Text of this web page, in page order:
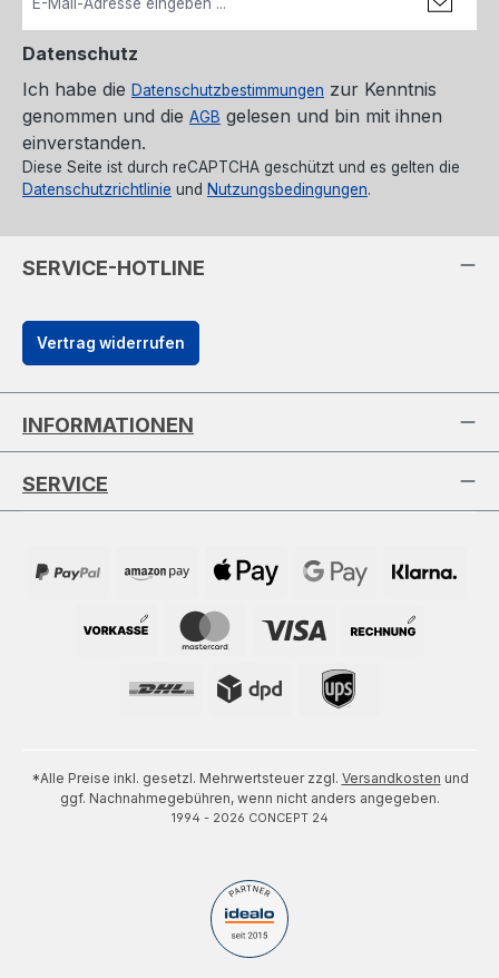
Datenschutz
Ich habe die Datenschutzbestimmungen zur Kenntnis
genommen und die AGB gelesen und bin mit ihnen
einverstanden.
Diese Seite ist durch reCAPTCHA geschützt und es gelten die
Datenschutzrichtlinie und Nutzungsbedingungen.
SERVICE-HOTLINE
Vertrag widerrufen
INFORMATIONEN
SERVICE
*Alle Preise inkl. gesetzl. Mehrwertsteuer zzgl. Versandkosten und
ggf. Nachnahmegebühren, wenn nicht anders angegeben.
1994 - 2026 CONCEPT 24